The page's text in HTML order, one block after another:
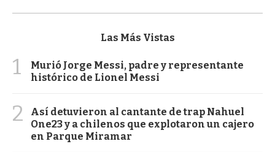
Las Más Vistas
1
Murió Jorge Messi, padre y representante
histórico de Lionel Messi
2
Así detuvieron al cantante de trap Nahuel
One23 y a chilenos que explotaron un cajero
en Parque Miramar